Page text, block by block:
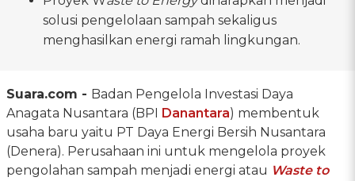
solusi pengelolaan sampah sekaligus
menghasilkan energi ramah lingkungan.
Suara.com - Badan Pengelola Investasi Daya
Anagata Nusantara (BPI Danantara) membentuk
usaha baru yaitu PT Daya Energi Bersih Nusantara
(Denera). Perusahaan ini untuk mengelola proyek
pengolahan sampah menjadi energi atau Waste to